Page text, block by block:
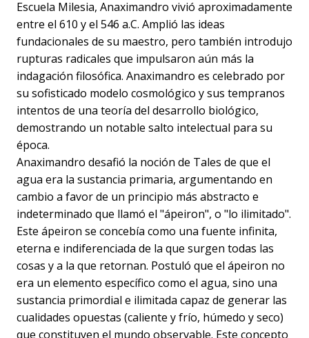
Escuela Milesia, Anaximandro vivió aproximadamente
entre el 610 y el 546 a.C. Amplió las ideas
fundacionales de su maestro, pero también introdujo
rupturas radicales que impulsaron aún más la
indagación filosófica. Anaximandro es celebrado por
su sofisticado modelo cosmológico y sus tempranos
intentos de una teoría del desarrollo biológico,
demostrando un notable salto intelectual para su
época.
Anaximandro desafió la noción de Tales de que el
agua era la sustancia primaria, argumentando en
cambio a favor de un principio más abstracto e
indeterminado que llamó el "ápeiron", o "lo ilimitado".
Este ápeiron se concebía como una fuente infinita,
eterna e indiferenciada de la que surgen todas las
cosas y a la que retornan. Postuló que el ápeiron no
era un elemento específico como el agua, sino una
sustancia primordial e ilimitada capaz de generar las
cualidades opuestas (caliente y frío, húmedo y seco)
que constituyen el mundo observable. Este concepto